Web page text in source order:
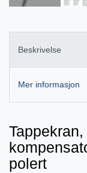
Beskrivelse
Mer informasjon
polert